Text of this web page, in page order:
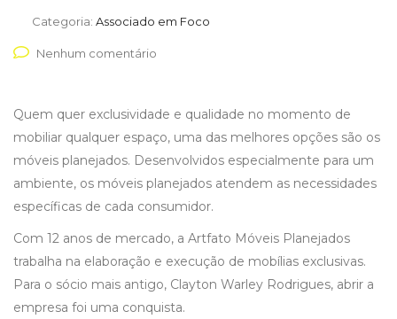
Categoria: Associado em Foco
Nenhum comentário
Quem quer exclusividade e qualidade no momento de
mobiliar qualquer espaço, uma das melhores opções são os
móveis planejados. Desenvolvidos especialmente para um
ambiente, os móveis planejados atendem as necessidades
específicas de cada consumidor.
Com 12 anos de mercado, a Artfato Móveis Planejados
trabalha na elaboração e execução de mobílias exclusivas.
Para o sócio mais antigo, Clayton Warley Rodrigues, abrir a
empresa foi uma conquista.